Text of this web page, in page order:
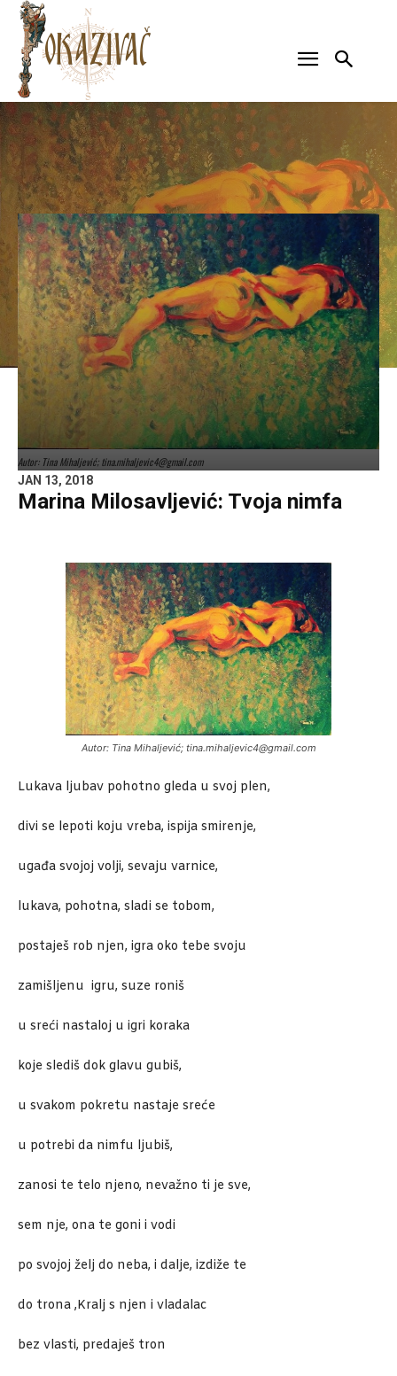
Autor: Tina Mihaljević; tina.mihaljevic4@gmail.com
JAN 13, 2018
Marina Milosavljević: Tvoja nimfa
Autor: Tina Mihaljević; tina.mihaljevic4@gmail.com
Lukava ljubav pohotno gleda u svoj plen,
divi se lepoti koju vreba, ispija smirenje,
ugađa svojoj volji, sevaju varnice,
lukava, pohotna, sladi se tobom,
postaješ rob njen, igra oko tebe svoju
zamišljenu igru, suze roniš
u sreći nastaloj u igri koraka
koje slediš dok glavu gubiš,
u svakom pokretu nastaje sreće
u potrebi da nimfu ljubiš,
zanosi te telo njeno, nevažno ti je sve,
sem nje, ona te goni i vodi
po svojoj želj do neba, i dalje, izdiže te
do trona ,Kralj s njen i vladalac
bez vlasti, predaješ tron